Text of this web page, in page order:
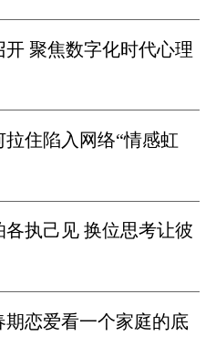
聚焦数字化时代心理
住陷入网络“情感虹
执己见 换位思考让彼
恋爱看一个家庭的底